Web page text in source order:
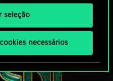
seleção
necessários